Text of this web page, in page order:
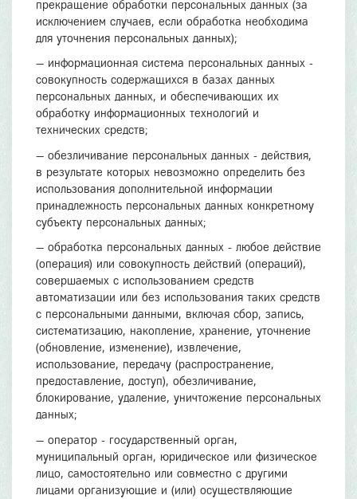
прекращение обработки персональных данных (за
исключением случаев, если обработка необходима
для уточнения персональных данных);
— информационная система персональных данных -
совокупность содержащихся в базах данных
персональных данных, и обеспечивающих их
обработку информационных технологий и
технических средств;
— обезличивание персональных данных - действия,
в результате которых невозможно определить без
использования дополнительной информации
принадлежность персональных данных конкретному
субъекту персональных данных;
— обработка персональных данных - любое действие
(операция) или совокупность действий (операций),
совершаемых с использованием средств
автоматизации или без использования таких средств
с персональными данными, включая сбор, запись,
систематизацию, накопление, хранение, уточнение
(обновление, изменение), извлечение,
использование, передачу (распространение,
предоставление, доступ), обезличивание,
блокирование, удаление, уничтожение персональных
данных;
— оператор - государственный орган,
муниципальный орган, юридическое или физическое
лицо, самостоятельно или совместно с другими
лицами организующие и (или) осуществляющие